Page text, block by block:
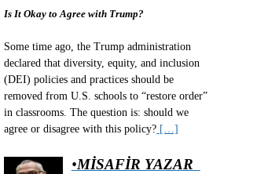
Is It Okay to Agree with Trump?
Some time ago, the Trump administration
declared that diversity, equity, and inclusion
(DEI) policies and practices should be
removed from U.S. schools to “restore order”
in classrooms. The question is: should we
agree or disagree with this policy? […]
•MİSAFİR YAZAR